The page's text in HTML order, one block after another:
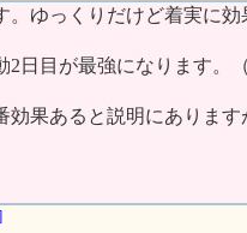
。ゆっくりだけど着実に
2日目が最強になります。
効果あると説明にありま